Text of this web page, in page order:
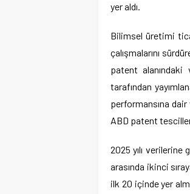
yer aldı.
Bilimsel üretimi
çalışmalarını
patent alanındaki
tarafından
performansına
ABD patent
2025 yılı
arasında ikinci
ilk 20 içinde yer